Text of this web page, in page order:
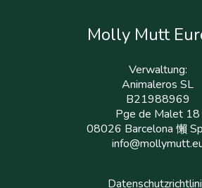
Molly Mutt
Verwaltung:
Animaleros SL
B21988969
Pge de Malet 18
08026 Barcelona 懶